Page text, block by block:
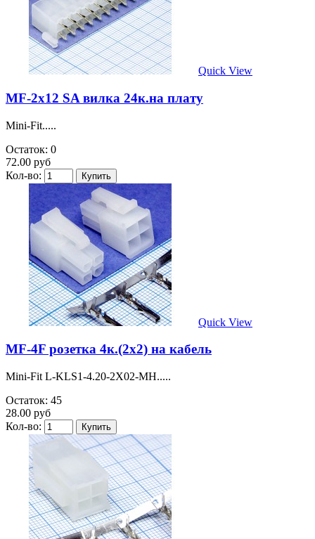
Quick View
MF-2x12 SA вилка 24к.на плату
Mini-Fit.....
Остаток: 0
72.00 руб
Кол-во:
Quick View
MF-4F розетка 4к.(2х2) на кабель
Mini-Fit L-KLS1-4.20-2X02-MH.....
Остаток: 45
28.00 руб
Кол-во: